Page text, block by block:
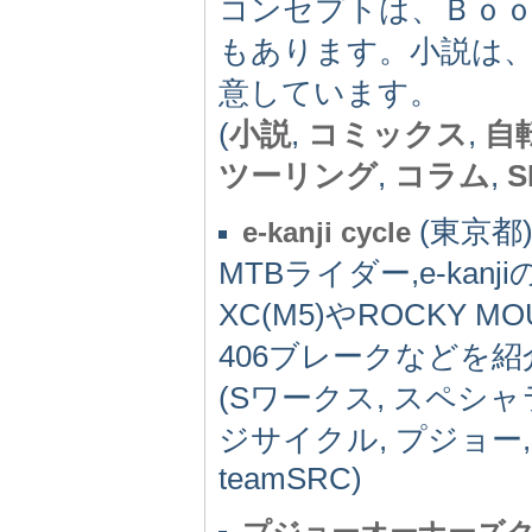
コンセプトは、Ｂｏ
もあります。小説は
意しています。
(小説, コミックス, 自
ツーリング, コラム,
e-kanji cycle (東京都
MTBライダー,e-kanji
XC(M5)やROCKY
406ブレークなどを紹
(Sワークス, スペシ
ジサイクル, プジョ
teamSRC)